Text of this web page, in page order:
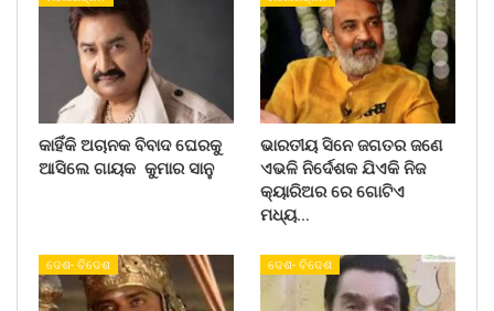
କାହିଁକି ଅଚାନକ ବିବାଦ ଘେରକୁ
ଆସିଲେ ଗାୟକ କୁମାର ସାନୁ
ଭାରତୀୟ ସିନେ ଜଗତର ଜଣେ
ଏଭଳି ନିର୍ଦେଶକ ଯିଏକି ନିଜ
କ୍ୟାରିଅର ରେ ଗୋଟିଏ
ମଧ୍ୟ…
ଦେଶ- ବିଦେଶ ଦେଶ- ବିଦେଶ